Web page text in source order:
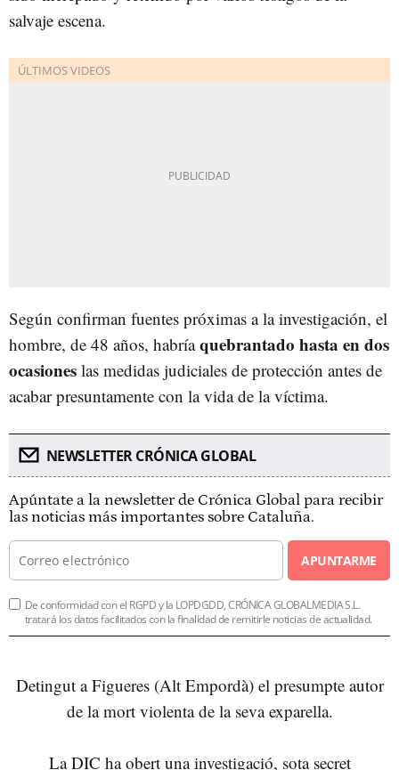
salvaje escena.
Según confirman fuentes próximas a la investigación, el
hombre, de 48 años, habríaquebrantado hasta en dos
ocasiones las medidas judiciales de protección antes de
acabar presuntamente con la vida de la víctima.
NEWSLETTER CRÓNICA GLOBAL
Apúntate a la newsletter de Crónica Global para recibir
las noticias más importantes sobre Cataluña.
APUNTARME
De conformidad con el RGPD y la LOPDGDD, CRÓNICA GLOBALMEDIA S.L.
tratará los datos facilitados con la finalidad de remitirle noticias de actualidad.
Detingut a Figueres (Alt Empordà) el presumpte autor
de la mort violenta de la seva exparella.
La DIC ha obert una investigació, sota secret